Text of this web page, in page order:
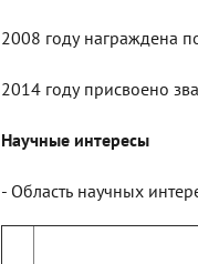
2008 году награждена
2014 году присвоено
Научные интересы
- Область научных